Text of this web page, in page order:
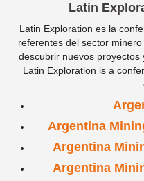
Latin
Latin Exploration es la
referentes del sector
descubrir nuevos
Latin Exploration is a
Argentina
Argentina
Argentina